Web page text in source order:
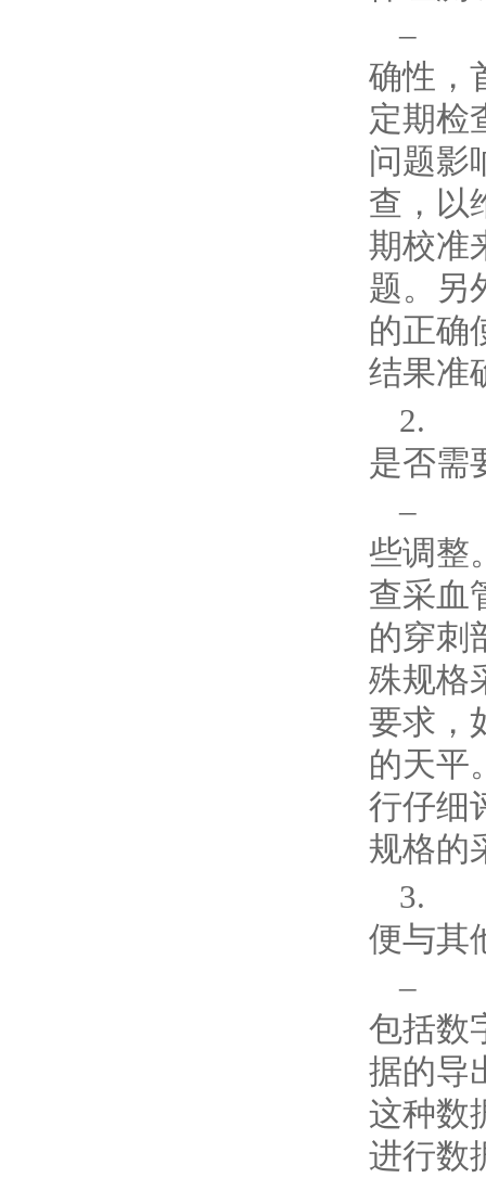
– 答
确性，
定期检
问题影
查，以
期校准
题。另
的正确
结果准
2.
是否需
– 答
些调整
查采血
的穿刺
殊规格
要求，
的天平
行仔细
规格的
3.
便与其
– 答
包括数
据的导
这种数
进行数